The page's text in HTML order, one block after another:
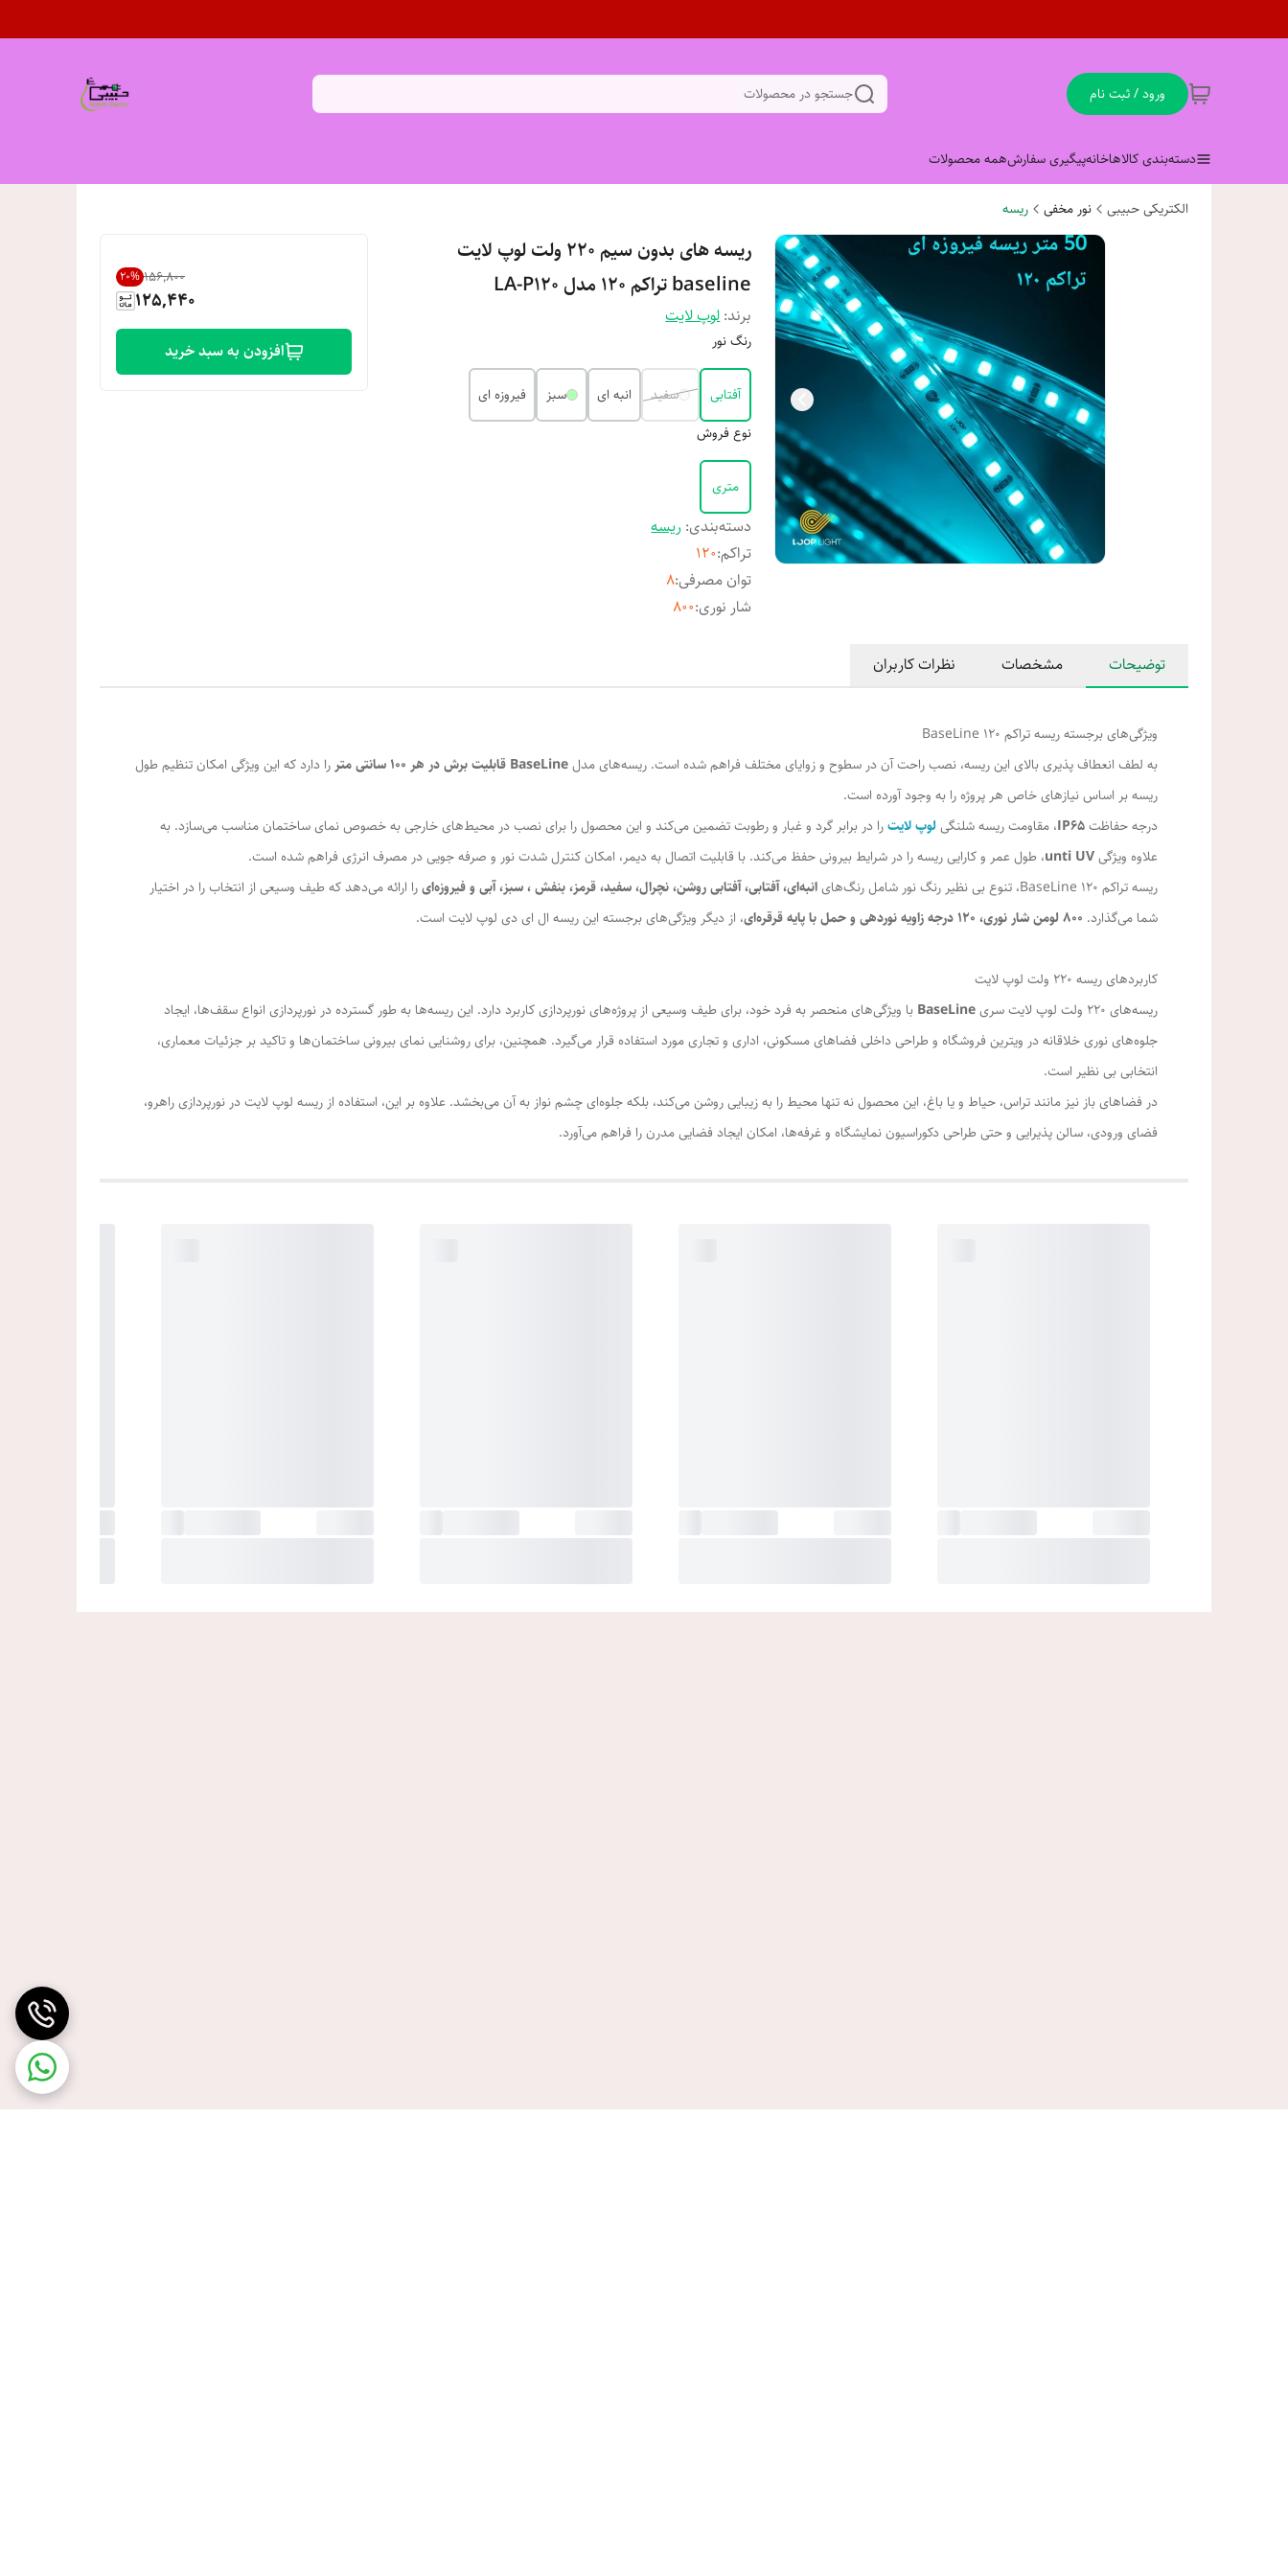
ورود / ثبت نام جستجو در محصولات
دسته‌بندی کالاهاخانهپیگیری سفارشهمه محصولات
الکتریکی حبیبی نور مخفی ریسه
ریسه های بدون سیم 220 ولت لوپ لایت
baseline تراکم 120 مدل LA-P120
برند:لوپ لایت
رنگ نور
آفتابی سفید انبه ای سبز
فیروزه ای
نوع فروش
متری
دسته‌بندی: ریسه
تراکم:
120
توان مصرفی:
8
شار نوری:
800
۱۵۶٬۸۰۰ 20%
125,440
افزودن به سبد خرید
توضیحات مشخصات نظرات کاربران
ویژگی‌های برجسته ریسه تراکم 120 BaseLine
به لطف انعطاف‌ پذیری بالای این ریسه، نصب راحت آن در سطوح و زوایای مختلف فراهم شده است. ریسه‌های مدلBaseLine قابلیت برش در هر 100 سانتی‌ متر
را دارد که این ویژگی امکان تنظیم طول
ریسه بر اساس نیازهای خاص هر پروژه را به وجود آورده است.
درجه حفاظتIP65، مقاومت ریسه شلنگیلوپ لایترا در برابر گرد و غبار و رطوبت تضمین می‌کند و این محصول را برای نصب در محیط‌های خارجی به خصوص نمای ساختمان مناسب می‌سازد. به
علاوه ویژگی
، طول عمر و کارایی ریسه را در شرایط بیرونی حفظ می‌کند. با قابلیت اتصال به دیمر، امکان کنترل شدت نور و صرفه جویی در مصرف انرژی فراهم شده است.
ریسه تراکم 120 BaseLine، تنوع بی‌ نظیر رنگ نور شامل رنگ‌های
انبه‌ای، آفتابی، آفتابی روشن، نچرال، سفید، قرمز، بنفش ، سبز، آبی و فیروزه‌ایرا ارائه می‌دهد که طیف وسیعی از انتخاب‌ را در اختیار
شما می‌گذارد. 800 لومن شار نوری، 120 درجه زاویه نوردهی و حمل با پایه قرقره‌ای ، از دیگر ویژگی‌های برجسته این ریسه ال ای دی لوپ لایت است.
کاربردهای ریسه 220 ولت لوپ لایت
ریسه‌های 220 ولت لوپ لایت سری
BaseLine با ویژگی‌های منحصر به فرد خود، برای طیف وسیعی از پروژه‌های نورپردازی کاربرد دارد. این ریسه‌ها به‌ طور گسترده در نورپردازی انواع سقف‌ها، ایجاد
جلوه‌های نوری خلاقانه در ویترین فروشگاه‌ و طراحی داخلی فضاهای مسکونی، اداری و تجاری مورد استفاده قرار می‌گیرد. همچنین، برای روشنایی نمای بیرونی ساختمان‌ها و تاکید بر جزئیات معماری،
انتخابی بی‌ نظیر است.
در فضاهای باز نیز مانند تراس‌، حیاط و یا باغ، این محصول نه تنها محیط را به زیبایی روشن می‌کند، بلکه جلوه‌ای چشم نواز به آن می‌بخشد. علاوه بر این، استفاده از ریسه لوپ لایت در نورپردازی راهرو،
فضای ورودی، سالن‌ پذیرایی و حتی طراحی دکوراسیون نمایشگاه و غرفه‌ها، امکان ایجاد فضایی مدرن را فراهم می‌آورد.